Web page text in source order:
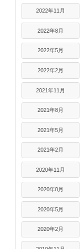
2022年11月
2022年8月
2022年5月
2022年2月
2021年11月
2021年8月
2021年5月
2021年2月
2020年11月
2020年8月
2020年5月
2020年2月